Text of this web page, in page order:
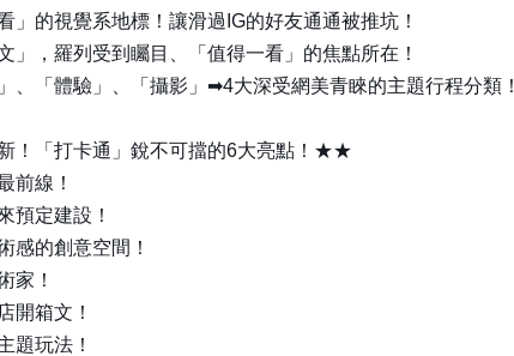
的視覺系地標！讓滑過IG的好友通通被推坑！
，羅列受到矚目、「值得一看」的焦點所在！
、「體驗」、「攝影」➡4大深受網美青睞的主題行程分類！
！「打卡通」銳不可擋的6大亮點！★★
前線！
預定建設！
感的創意空間！
家！
開箱文！
題玩法！